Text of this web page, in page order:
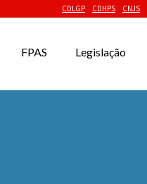
CDLGP CDHPS CNJS
FPAS Legislação